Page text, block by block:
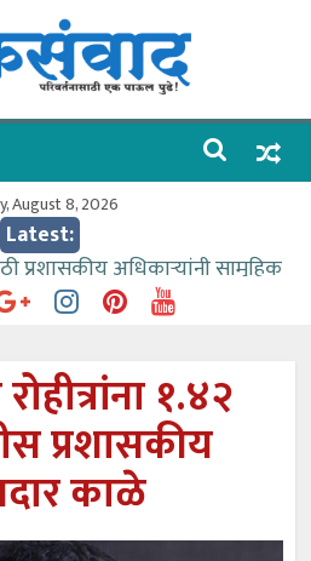
August 8, 2026
Latest:
प्रशासकीय अधिकाऱ्यांनी सामुहिक
शिष्यवृत्तीस पात्र
यश मिळवता येते – शिवप्रसाद
विविध सामाजिक
१.४२
प्रशासकीय
काळे